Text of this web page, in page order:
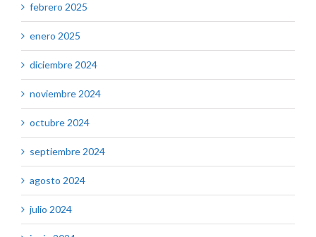
febrero 2025
enero 2025
diciembre 2024
noviembre 2024
octubre 2024
septiembre 2024
agosto 2024
julio 2024